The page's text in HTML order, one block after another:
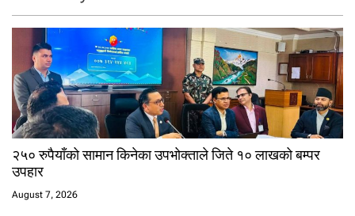
२५० रुपैयाँको सामान किनेका उपभोक्ताले जिते १० लाखको बम्पर
उपहार
August 7, 2026